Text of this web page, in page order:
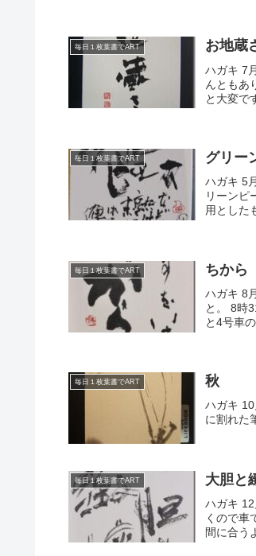
毎日１枚葉書でART お地蔵
ハガキ 7
んともあ
と大変で
毎日１枚葉書でART グリー
ハガキ 5
リーンピ
用とした
毎日１枚葉書でART ちから
ハガキ 8
と。 8時
と4号車
毎日１枚葉書でART 秋
ハガキ
に割れた
毎日１枚葉書でART 大胆と
ハガキ
くので車
間に合う